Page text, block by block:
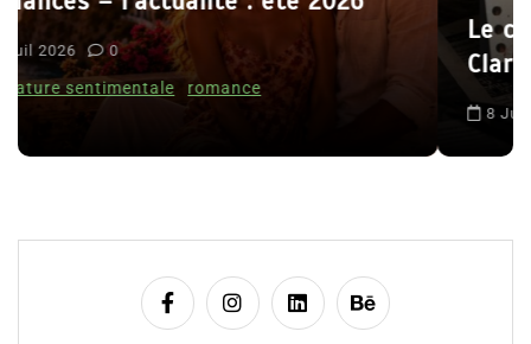
t
i
c
e
Le coupable n’est pas Camille de
Clara Delcourt